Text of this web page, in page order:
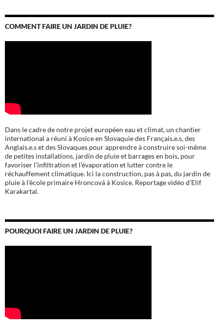
COMMENT FAIRE UN JARDIN DE PLUIE?
Dans le cadre de notre projet européen eau et climat, un chantier
international a réuni à Kosice en Slovaquie des Français.e.s, des
Anglais.e.s et des Slovaques pour apprendre à construire soi-même
de petites installations, jardin de pluie et barrages en bois, pour
favoriser l’infiltration et l’évaporation et lutter contre le
réchauffement climatique. Ici la construction, pas à pas, du jardin de
pluie à l’école primaire Hroncová à Kosice. Reportage vidéo d’Elif
Karakartal.
POURQUOI FAIRE UN JARDIN DE PLUIE?